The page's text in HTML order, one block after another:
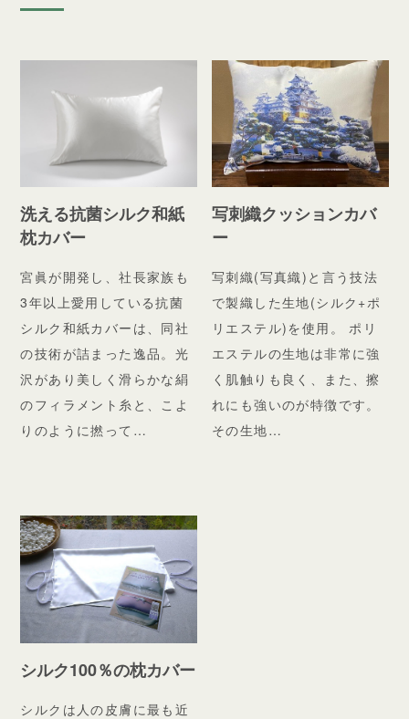
洗える抗菌シルク和紙
枕カバー
宮眞が開発し、社長家族も
3年以上愛用している抗菌
シルク和紙カバーは、同社
の技術が詰まった逸品。光
沢があり美しく滑らかな絹
のフィラメント糸と、こよ
りのように撚って…
写刺織クッションカバ
ー
写刺織(写真織)と言う技法
で製織した生地(シルク+ポ
リエステル)を使用。 ポリ
エステルの生地は非常に強
く肌触りも良く、また、擦
れにも強いのが特徴です。
その生地…
シルク100％の枕カバー
シルクは人の皮膚に最も近